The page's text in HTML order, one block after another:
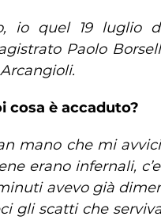
io quel 19 luglio
Paolo
cosa è accaduto?
mano che mi
erano infernali,
avevo già
gli scatti che